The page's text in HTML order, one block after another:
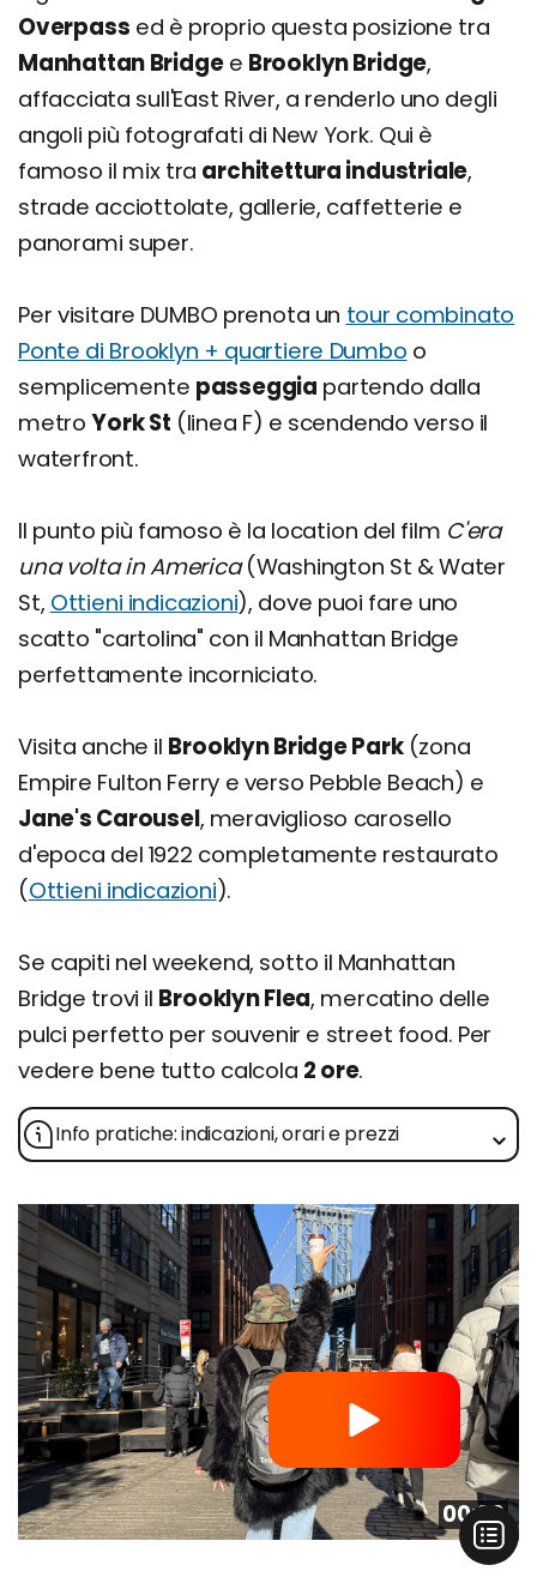
Overpass ed è proprio questa posizione tra
Manhattan Bridgee Brooklyn Bridge,
affacciata sull'East River, a renderlo uno degli
angoli più fotografati di New York. Qui è
famoso il mix tra architettura industriale,
strade acciottolate, gallerie, caffetterie e
panorami super.
Per visitare DUMBO prenota un tour combinato
Ponte di Brooklyn + quartiere Dumbo o
semplicemente passeggia partendo dalla
metroYork St (linea F) e scendendo verso il
waterfront.
Il punto più famoso è la location del film C'era
una volta in America(Washington St & Water
St, Ottieni indicazioni), dove puoi fare uno
scatto "cartolina" con il Manhattan Bridge
perfettamente incorniciato.
Visita anche il Brooklyn Bridge Park(zona
Empire Fulton Ferry e verso Pebble Beach) e
Jane's Carousel, meraviglioso carosello
d'epoca del 1922 completamente restaurato
(Ottieni indicazioni).
Se capiti nel weekend, sotto il Manhattan
Bridge trovi il Brooklyn Flea, mercatino delle
pulci perfetto per souvenir e street food. Per
vedere bene tutto calcola 2 ore.
Info pratiche: indicazioni, orari e prezzi